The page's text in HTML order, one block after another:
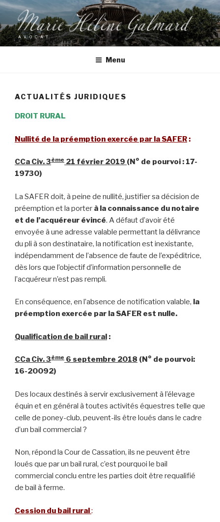
Aller
contenu
principalAVOCAT
Menu
ACTUALITÉS JURIDIQUES
DROIT RURAL
Nullité de la préemption exercée par la SAFER :
CCa Civ. 3ème 21 février 2019 (N° de pourvoi : 17-
19730)
La SAFER doit, à peine de nullité, justifier sa décision de
préemption et la porter à la connaissance du notaire
et de l’acquéreur évincé. A défaut d’avoir été
envoyée à une adresse valable permettant la délivrance
du pli à son destinataire, la notification est inexistante,
indépendamment de l’absence de faute de l’expéditrice,
dès lors que l’objectif d’information personnelle de
l’acquéreur n’est pas rempli.
En conséquence, en l’absence de notification valable, la
préemption exercée par la SAFER est nulle.
Qualification de bail rural :
CCa Civ. 3ème 6 septembre 2018 (N° de pourvoi:
16-20092)
Des locaux destinés à servir exclusivement à l’élevage
équin et en général à toutes activités équestres telle que
celle de poney-club, peuvent-ils être loués dans le cadre
d’un bail commercial ?
Non, répond la Cour de Cassation, ils ne peuvent être
loués que par un bail rural, c’est pourquoi le bail
commercial conclu entre les parties doit être requalifié
de bail à ferme.
Cession du bail rural: